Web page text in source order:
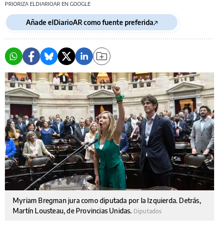
PRIORIZA ELDIARIOAR EN GOOGLE
Añade elDiarioAR como fuente preferida
Myriam Bregman jura como diputada por la Izquierda. Detrás,
Martín Lousteau, de Provincias Unidas. Diputados